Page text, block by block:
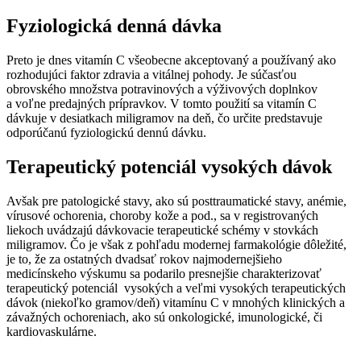
Fyziologická denná dávka
Preto je dnes vitamín C všeobecne akceptovaný a používaný ako
rozhodujúci faktor zdravia a vitálnej pohody. Je súčasťou
obrovského množstva potravinových a výživových doplnkov
a voľne predajných prípravkov. V tomto použití sa vitamín C
dávkuje v desiatkach miligramov na deň, čo určite predstavuje
odporúčanú fyziologickú dennú dávku.
Terapeutický potenciál vysokých dávok
Avšak pre patologické stavy, ako sú posttraumatické stavy, anémie,
vírusové ochorenia, choroby kože a pod., sa v registrovaných
liekoch uvádzajú dávkovacie terapeutické schémy v stovkách
miligramov. Čo je však z pohľadu modernej farmakológie dôležité,
je to, že za ostatných dvadsať rokov najmodernejšieho
medicínskeho výskumu sa podarilo presnejšie charakterizovať
terapeutický potenciál vysokých a veľmi vysokých terapeutických
dávok (niekoľko gramov/deň) vitamínu C v mnohých klinických a
závažných ochoreniach, ako sú onkologické, imunologické, či
kardiovaskulárne.